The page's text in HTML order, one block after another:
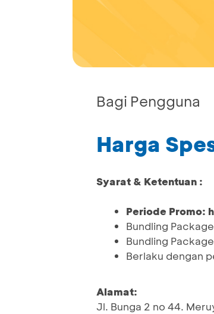
Bagi Pengguna
Harga
Syarat & Ketentuan :
Periode Promo:
Bundling
Bundling
Berlaku dengan
Alamat:
Jl. Bunga 2 no 44.